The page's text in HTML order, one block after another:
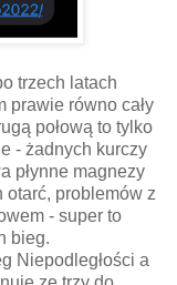
trzech latach
prawie równo cały
połową to tylko
- żadnych kurczy
płynne magnezy
otarć, problemów z
- super to
bieg.
Niepodległości a